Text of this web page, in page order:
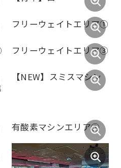
【背中】ロー
フリーウェイトエリア①
フリーウェイトエリア③
However,
use
translation
service,
the